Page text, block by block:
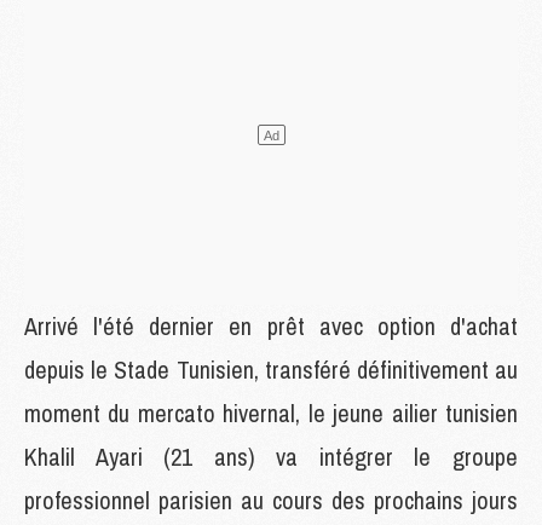
Arrivé l'été dernier en prêt avec option d'achat
depuis le Stade Tunisien, transféré définitivement au
moment du mercato hivernal, le jeune ailier tunisien
Khalil Ayari (21 ans) va intégrer le groupe
professionnel parisien au cours des prochains jours